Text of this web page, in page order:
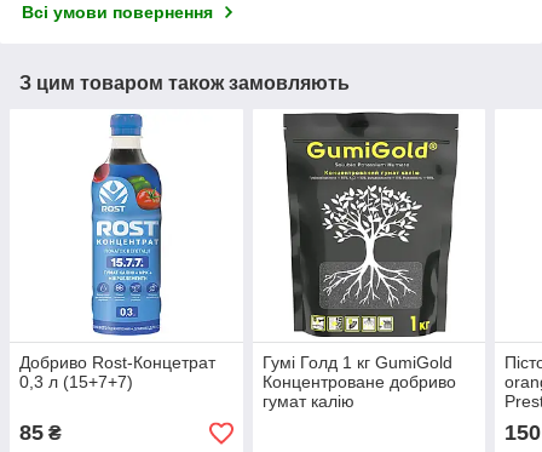
Всі умови повернення
З цим товаром також замовляють
Добриво Rost-Концетрат
0,3 л (15+7+7)
85 ₴
Гумі Голд 1 кг GumiGold
Концентроване добриво
гумат калію
150